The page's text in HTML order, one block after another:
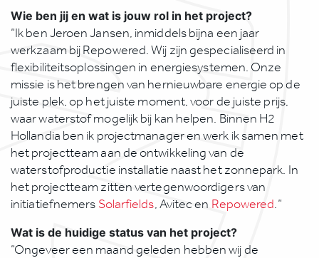
Wie ben jij en wat is jouw rol in het project?
“Ik ben Jeroen Jansen, inmiddels bijna een jaar
werkzaam bij Repowered. Wij zijn gespecialiseerd in
flexibiliteitsoplossingen in energiesystemen. Onze
missie is het brengen van hernieuwbare energie op de
juiste plek, op het juiste moment, voor de juiste prijs,
waar waterstof mogelijk bij kan helpen. Binnen H2
Hollandia ben ik projectmanager en werk ik samen met
het projectteam aan de ontwikkeling van de
waterstofproductie installatie naast het zonnepark. In
het projectteam zitten vertegenwoordigers van
initiatiefnemers Solarfields, Avitec en Repowered.”
Wat is de huidige status van het project?
“Ongeveer een maand geleden hebben wij de